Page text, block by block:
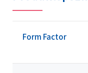
Form Factor